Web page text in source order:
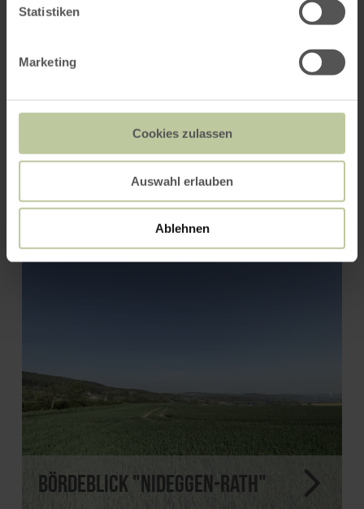
Statistiken
Marketing
Cookies zulassen
Auswahl erlauben
Ablehnen
Bördeblick "Nideggen-
Wollersheim"
Bördeblick "Nideggen-Rath"